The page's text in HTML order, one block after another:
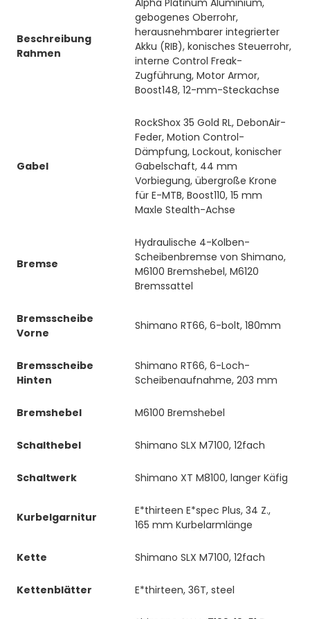
Beschreibung
Rahmen
gebogenes Oberrohr,
herausnehmbarer integrierter
Akku (RIB), konisches Steuerrohr,
interne Control Freak-
Zugführung, Motor Armor,
Boost148, 12-mm-Steckachse
Gabel
RockShox 35 Gold RL, DebonAir-
Feder, Motion Control-
Dämpfung, Lockout, konischer
Gabelschaft, 44 mm
Vorbiegung, übergroße Krone
für E-MTB, Boost110, 15 mm
Maxle Stealth-Achse
Bremse
Hydraulische 4-Kolben-
Scheibenbremse von Shimano,
M6100 Bremshebel, M6120
Bremssattel
Bremsscheibe
Vorne
Shimano RT66, 6-bolt, 180mm
Bremsscheibe
Hinten
Shimano RT66, 6-Loch-
Scheibenaufnahme, 203 mm
Bremshebel M6100 Bremshebel
Schalthebel Shimano SLX M7100, 12fach
Schaltwerk Shimano XT M8100, langer Käfig
Kurbelgarnitur
E*thirteen E*spec Plus, 34 Z.,
165 mm Kurbelarmlänge
Kette Shimano SLX M7100, 12fach
Kettenblätter E*thirteen, 36T, steel